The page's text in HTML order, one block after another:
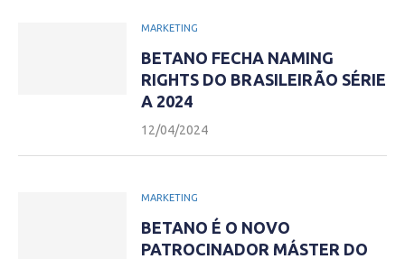
MARKETING
BETANO FECHA NAMING
RIGHTS DO BRASILEIRÃO SÉRIE
A 2024
12/04/2024
MARKETING
BETANO É O NOVO
PATROCINADOR MÁSTER DO